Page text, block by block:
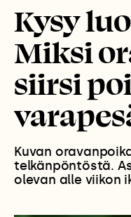
Kysy
Miksi
siirsi
Kuvan
telkänpöntöstä.
olevan alle viikon